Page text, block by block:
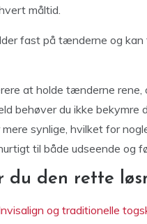
måltid.
fast på tænderne og
at holde tænderne rene,
behøver du ikke bekymre
synlige, hvilket for
til både udseende og
du den rette
og traditionelle